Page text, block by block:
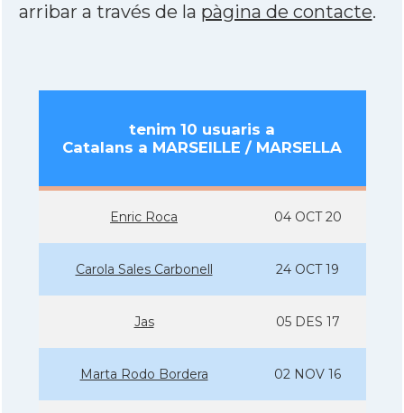
arribar a través de la pàgina de contacte.
tenim 10 usuaris a
Catalans a MARSEILLE / MARSELLA
Enric Roca 04 OCT 20
Carola Sales Carbonell 24 OCT 19
Jas 05 DES 17
Marta Rodo Bordera 02 NOV 16